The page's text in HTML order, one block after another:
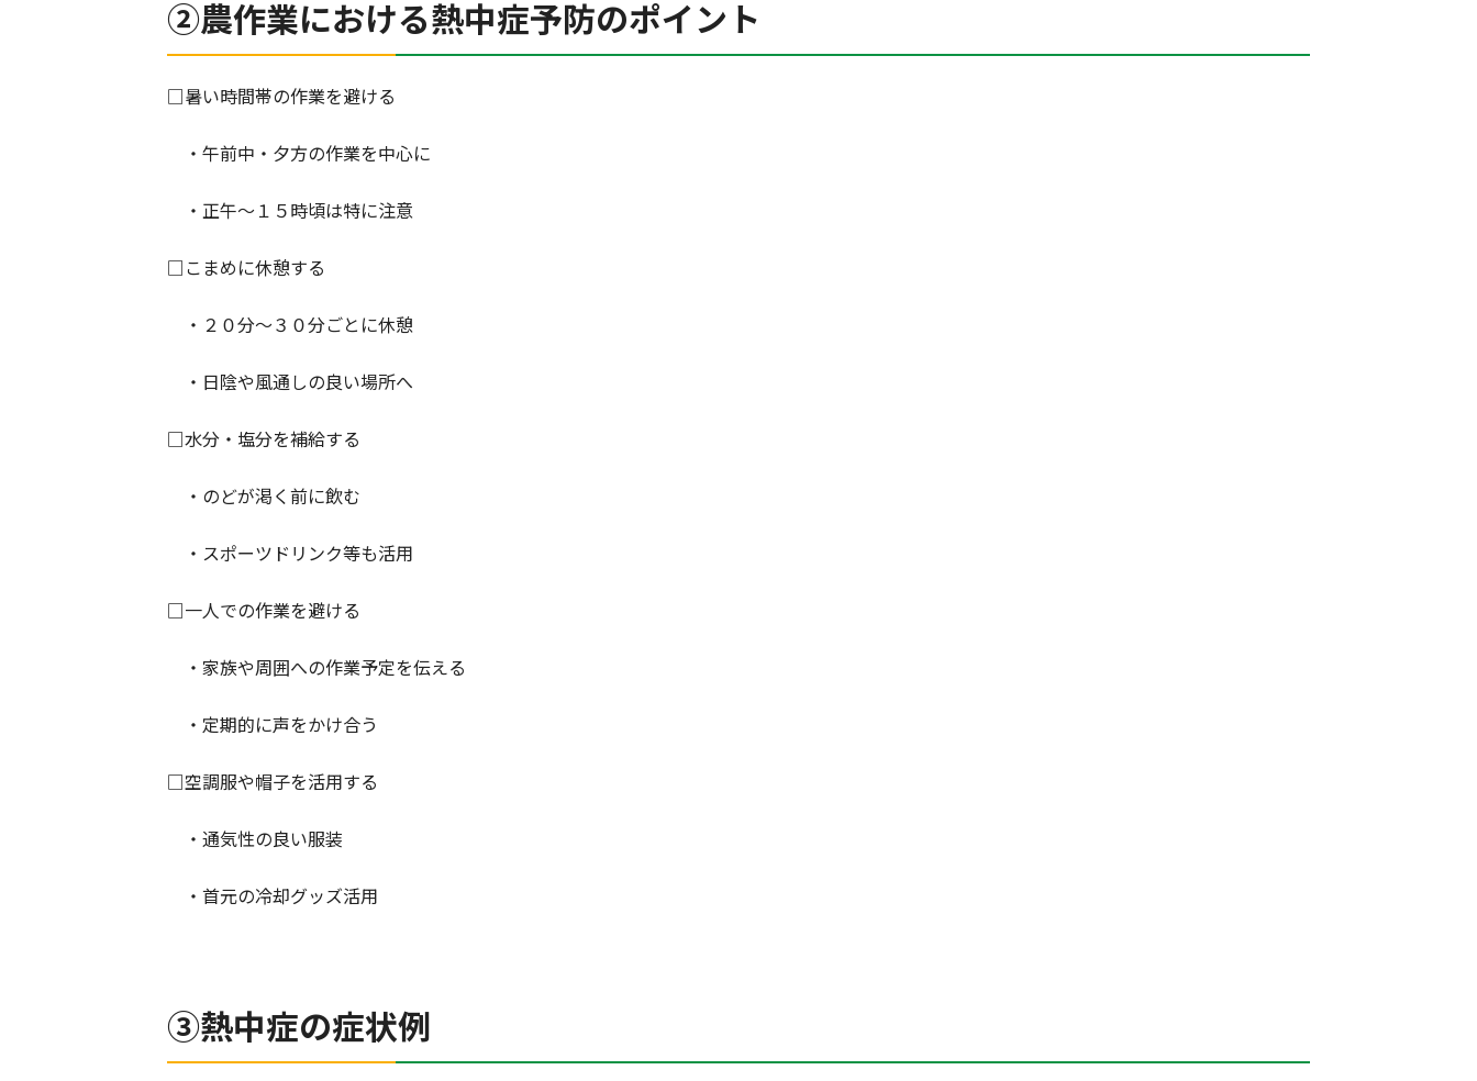
②農作業における熱中症予防のポイント
□暑い時間帯の作業を避ける
・午前中・夕方の作業を中心に
・正午～１５時頃は特に注意
□こまめに休憩する
・２０分～３０分ごとに休憩
・日陰や風通しの良い場所へ
□水分・塩分を補給する
・のどが渇く前に飲む
・スポーツドリンク等も活用
□一人での作業を避ける
・家族や周囲への作業予定を伝える
・定期的に声をかけ合う
□空調服や帽子を活用する
・通気性の良い服装
・首元の冷却グッズ活用
③熱中症の症状例